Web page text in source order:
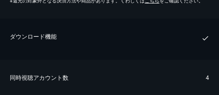
ダウンロード機能
同時視聴アカウント数 4